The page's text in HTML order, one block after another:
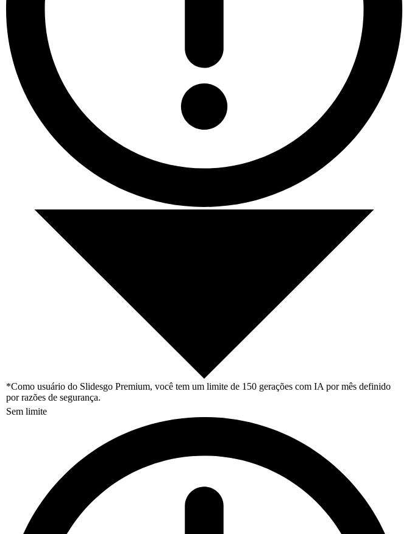
*Como usuário do Slidesgo Premium, você tem um limite de 150 gerações com IA por mês definido
por razões de segurança.
Sem limite